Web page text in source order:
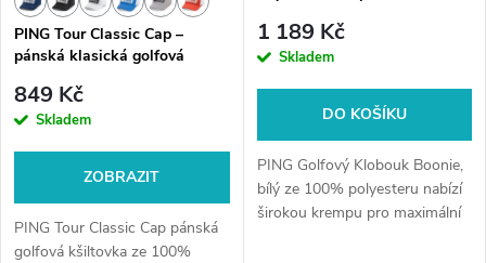
PING Tour Classic Cap –
pánská klasická golfová
849 Kč
Skladem
ZOBRAZIT
PING Tour Classic Cap pánská
golfová kšiltovka ze 100%
1 189 Kč
Skladem
DO KOŠÍKU
PING Golfový Klobouk Boonie,
bílý ze 100% polyesteru nabízí
širokou krempu pro maximální